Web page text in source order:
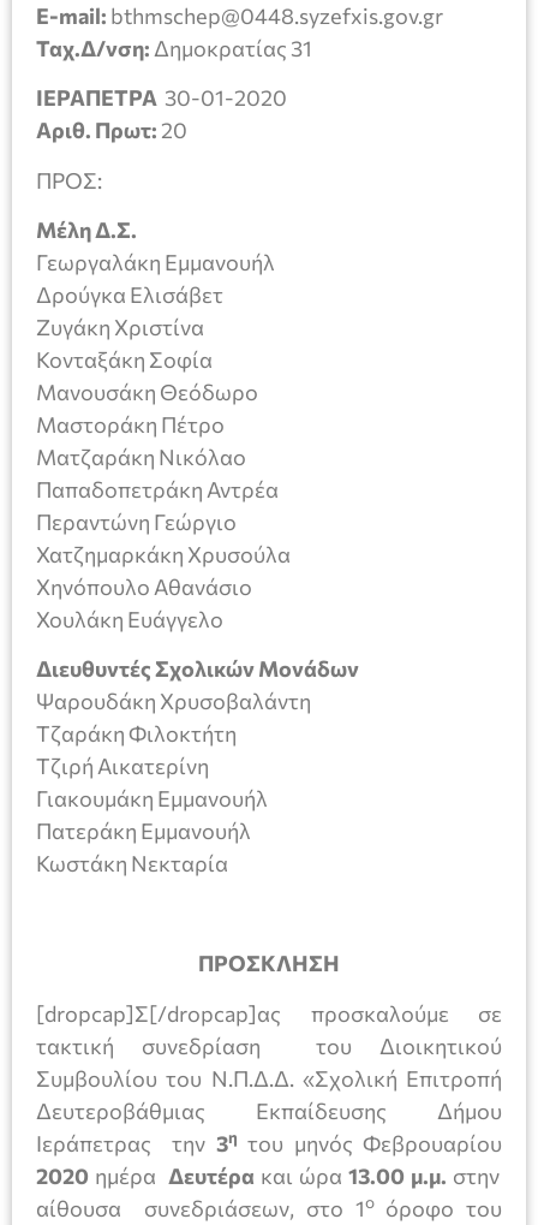
E-mail: bthmschep@0448.syzefxis.gov.gr
Ταχ.Δ/νση: Δημοκρατίας 31
ΙΕΡΑΠΕΤΡΑ 30-01-2020
Αριθ. Πρωτ: 20
ΠΡΟΣ:
Μέλη Δ.Σ.
Γεωργαλάκη Εμμανουήλ
Δρούγκα Ελισάβετ
Ζυγάκη Χριστίνα
Κονταξάκη Σοφία
Μανουσάκη Θεόδωρο
Μαστοράκη Πέτρο
Ματζαράκη Νικόλαο
Παπαδοπετράκη Αντρέα
Περαντώνη Γεώργιο
Χατζημαρκάκη Χρυσούλα
Χηνόπουλο Αθανάσιο
Χουλάκη Ευάγγελο
Διευθυντές Σχολικών Μονάδων
Ψαρουδάκη Χρυσοβαλάντη
Τζαράκη Φιλοκτήτη
Τζιρή Αικατερίνη
Γιακουμάκη Εμμανουήλ
Πατεράκη Εμμανουήλ
Κωστάκη Νεκταρία
ΠΡΟΣΚΛΗΣΗ
[dropcap]Σ[/dropcap]ας προσκαλούμε σε
τακτική συνεδρίαση του Διοικητικού
Συμβουλίου του Ν.Π.Δ.Δ. «Σχολική Επιτροπή
Δευτεροβάθμιας Εκπαίδευσης Δήμου
Ιεράπετρας την 3η του μηνός Φεβρουαρίου
2020 ημέρα Δευτέρα και ώρα 13.00 μ.μ. στην
αίθουσα συνεδριάσεων, στο 1οόροφο του